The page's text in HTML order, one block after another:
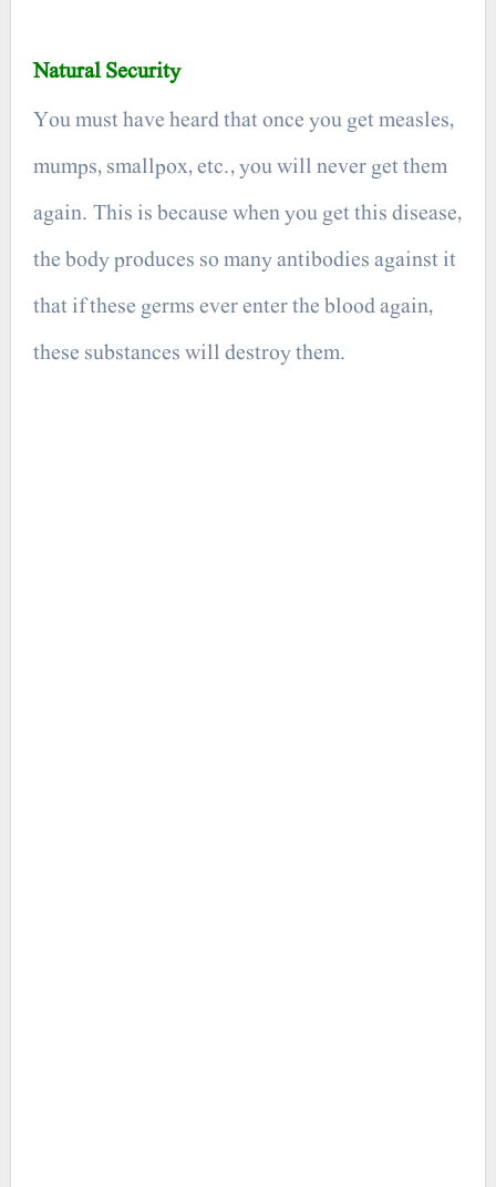
Natural Security
You must have heard that once you get measles,
mumps, smallpox, etc., you will never get them
again. This is because when you get this disease,
the body produces so many antibodies against it
that if these germs ever enter the blood again,
these substances will destroy them.